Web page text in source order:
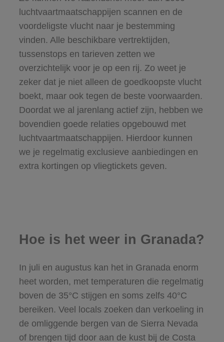
luchtvaartmaatschappijen scannen en de
voordeligste vlucht naar je bestemming
vinden. Alle beschikbare vertrektijden,
tussenstops en tarieven zetten we
overzichtelijk voor je op een rij. Zo weet je
zeker dat je niet alleen de goedkoopste vlucht
boekt, maar ook tegen de beste voorwaarden.
Doordat we al jarenlang actief zijn, hebben we
bovendien goede relaties opgebouwd met
luchtvaartmaatschappijen. Hierdoor kunnen
we je regelmatig exclusieve aanbiedingen en
extra kortingen op vliegtickets geven.
Hoe is het weer in Granada?
In juli en augustus kan het in Granada enorm
heet worden, met temperaturen die regelmatig
boven de 35°C stijgen en soms zelfs 40°C
bereiken. Veel locals zoeken dan verkoeling in
de omliggende bergen van de Sierra Nevada
of brengen tijd door aan de kust bij de Costa